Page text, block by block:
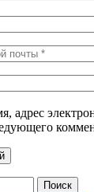
адрес